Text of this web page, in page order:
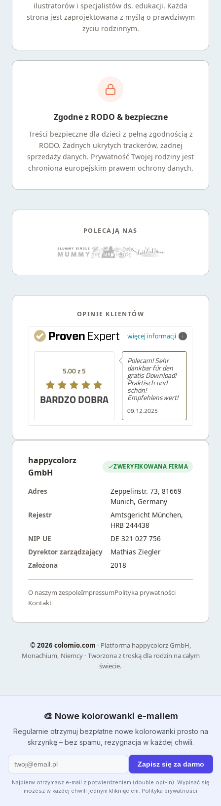
ilustratorów i specjalistów ds. edukacji. Każda
strona jest zaprojektowana z myślą o prawdziwym
życiu rodzinnym.
Zgodne z RODO & bezpieczne
Treści bezpieczne dla dzieci z pełną zgodnością z
RODO. Żadnych ukrytych trackerów, żadnej
sprzedaży danych. Prywatność Twojej rodziny jest
chroniona europejskim prawem ochrony danych.
POLECAJĄ NAS
OPINIE KLIENTÓW
więcej informacji
5.00 z 5
BARDZO DOBRA
09.12.2025
Polecam! Sehr
dankbar für den
gratis Download!
Praktisch und
schön!
Empfehlenswert!
happycolorz
GmbH
ZWERYFIKOWANA FIRMA
Adres
Zeppelinstr. 73, 81669
Munich, Germany
Rejestr
Amtsgericht München,
HRB 244438
NIP UE
DE 321 027 756
Dyrektor zarządzający
Mathias Ziegler
Założona
2018
O naszym zespoleImpressumPolityka prywatności
Kontakt
©2026 colomio.com · Platforma happycolorz GmbH,
Monachium, Niemcy · Tworzona z troską dla rodzin na całym
świecie.
🎨 Nowe kolorowanki e-mailem
Regularnie otrzymuj bezpłatne nowe kolorowanki prosto na
skrzynkę – bez spamu, rezygnacja w każdej chwili.
Zapisz się za darmo
Najpierw otrzymasz e-mail z potwierdzeniem (double opt-in). Wypisać się
możesz w każdej chwili jednym kliknięciem. Polityka prywatności